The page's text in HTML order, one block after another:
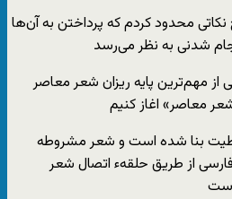
محدود کردم که پرداختن به آن‌ها
از مهم‌ترین پایه ریزان شعر معاصر
بنا شده است و شعر مشروطه
از طریق حلقهء اتصال شعر